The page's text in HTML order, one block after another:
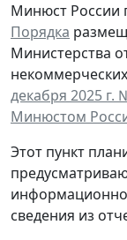
Минюст России
Порядка
Министерства
декабря 2025 г.
Минюстом
Этот пункт
сведения из